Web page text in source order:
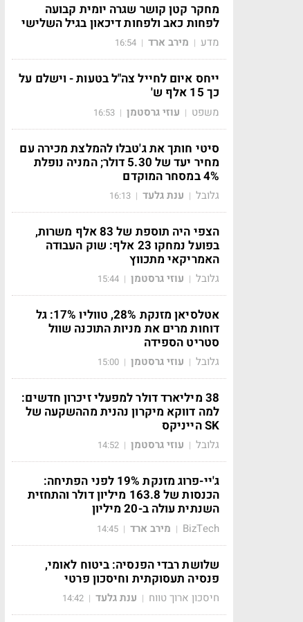
מחקר קטן קושר שגרה יומית קבועה
לפחות כאב ולפחות דיכאון בגיל השלישי
מדע | מירב ארד |
16:54
ייחס איום לחייל צה"ל בטעות - וישלם על
כך 15 אלף ש'
משפט | עוזי גרסטמן |
16:53
סיטי חותך את ג'טבלו להמלצת מכירה עם
מחיר יעד של 5.30 דולר; המניה נופלת
4% במסחר המוקדם
גלובל | ענת גלעד |
16:13
הצפי היה תוספת של 83 אלף משרות,
בפועל נמחקו 23 אלף: שוק העבודה
האמריקאי מתכווץ
גלובל | עוזי גרסטמן |
15:44
אטלסיאן מזנקת 28%, טווליו 17%: גל
דוחות מרים את מניות התוכנה שוול
סטריט הספידה
גלובל | עוזי גרסטמן |
15:00
38 מיליארד דולר למפעלי זיכרון חדשים:
למה דווקא מיקרון נהנית מההשקעה של
SK הייניקס
גלובל | עוזי גרסטמן |
14:52
ג'יי-פרוג מזנקת 19% לפני הפתיחה:
הכנסות של 163.8 מיליון דולר והתחזית
השנתית עולה ב-20 מיליון
BizTech
| מירב ארד |
14:45
שלושת רבדי הפנסיה: ביטוח לאומי,
פנסיה תעסוקתית וחיסכון פרטי
חיסכון ארוך טווח | ענת גלעד |
14:42